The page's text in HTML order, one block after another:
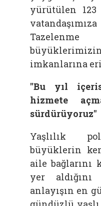
yürütülen
imkanlarına
"Bu yıl
hizmete
sürdürüyoruz"
Yaşlılık
büyüklerin
aile bağlarını
yer
anlayışın en